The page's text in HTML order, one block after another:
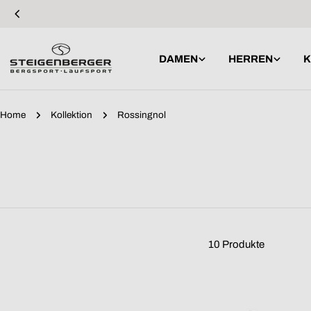
Zum
DAMEN HERREN
Home Kollektion Rossingnol
10 Produkte